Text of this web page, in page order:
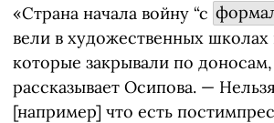
«Страна начала войну “с
вели в художественных школах
которые закрывали по
рассказывает Осипова. —
[например] что есть